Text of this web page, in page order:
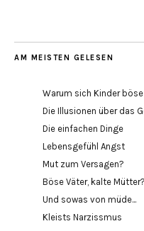
AM MEISTEN GELESEN
Warum sich Kinder
Die Illusionen über das
Die einfachen Dinge
Lebensgefühl Angst
Mut zum Versagen?
Böse Väter, kalte Mütter?
Und sowas von müde...
Kleists Narzissmus